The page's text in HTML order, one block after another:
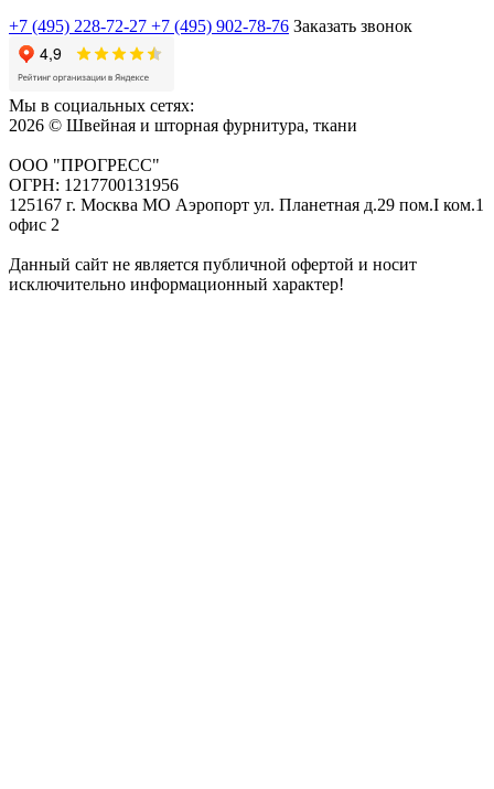
+7 (495) 228-72-27 +7 (495) 902-78-76 Заказать звонок
Мы в социальных сетях:
2026 © Швейная и шторная фурнитура, ткани
ООО "ПРОГРЕСС"
ОГРН: 1217700131956
125167 г. Москва МО Аэропорт ул. Планетная д.29 пом.I ком.1
офис 2
Данный сайт не является публичной офертой и носит
исключительно информационный характер!